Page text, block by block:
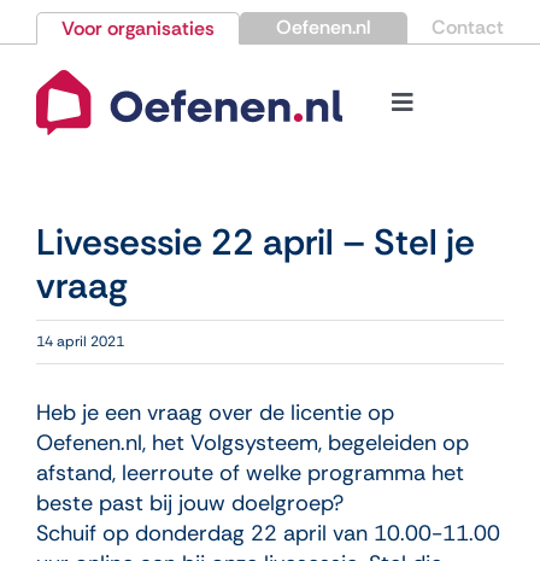
naar
inhoud
Voor organisaties Oefenen.nl Contact
Toggle
Nieuws
Kennisbank
Over Oefenen.nl
Contact
Livesessie 22 april – Stel je
vraag
14 april 2021
Heb je een vraag over de licentie op
Oefenen.nl, het Volgsysteem, begeleiden op
afstand, leerroute of welke programma het
beste past bij jouw doelgroep?
Schuif op donderdag 22 april van 10.00-11.00